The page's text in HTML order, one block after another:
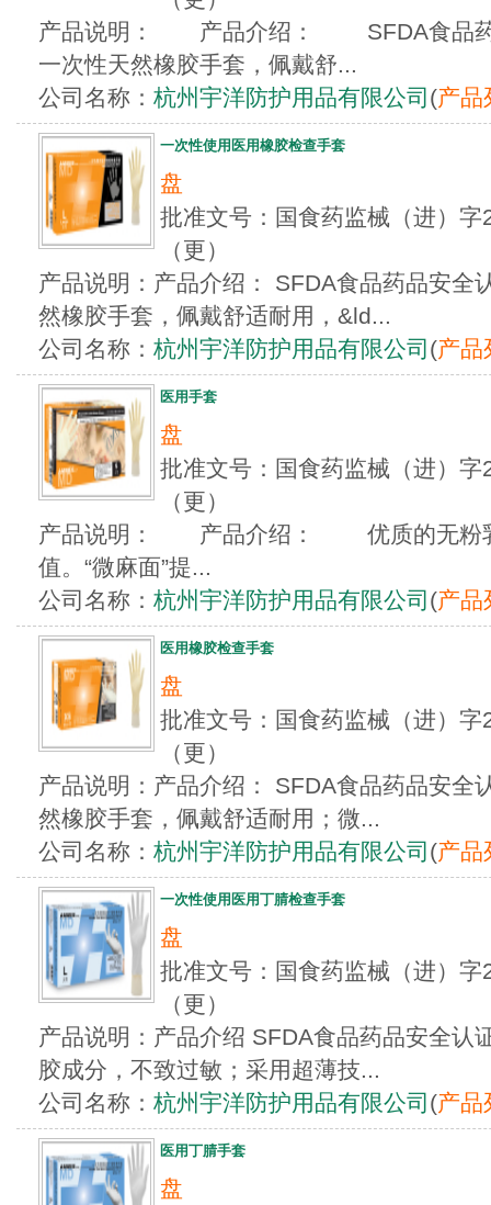
产品说明： 产品介绍： SFDA食品药
一次性天然橡胶手套，佩戴舒...
公司名称： 杭州宇洋防护用品有限公司 (产品
一次性使用医用橡胶检查手套
盘
批准文号：国食药监械（进）
（更）
产品说明：产品介绍： SFDA食品药品安全
然橡胶手套，佩戴舒适耐用，&ld...
公司名称： 杭州宇洋防护用品有限公司 (产品
医用手套
盘
批准文号：国食药监械（进）
（更）
产品说明： 产品介绍： 优质的无粉乳
值。“微麻面”提...
公司名称： 杭州宇洋防护用品有限公司 (产品
医用橡胶检查手套
盘
批准文号：国食药监械（进）
（更）
产品说明：产品介绍： SFDA食品药品安全
然橡胶手套，佩戴舒适耐用；微...
公司名称： 杭州宇洋防护用品有限公司 (产品
一次性使用医用丁腈检查手套
盘
批准文号：国食药监械（进）
（更）
产品说明：产品介绍 SFDA食品药品安全认
胶成分，不致过敏；采用超薄技...
公司名称： 杭州宇洋防护用品有限公司 (产品
医用丁腈手套
盘